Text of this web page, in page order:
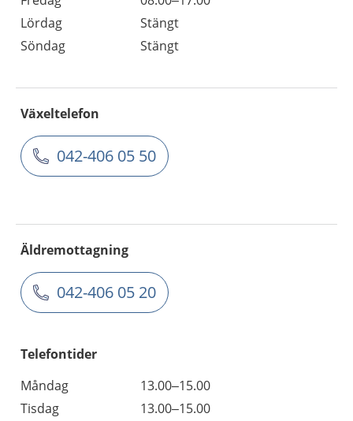
Lördag
Stängt
Söndag
Stängt
Växeltelefon
042-406 05 50
Äldremottagning
042-406 05 20
Telefontider
Måndag
13.00–15.00
Tisdag
13.00–15.00